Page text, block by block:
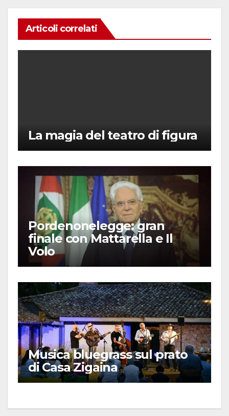
Articoli correlati
La magia del teatro di figura
Pordenonelegge: gran
finale con Mattarella e Il
Volo
Musica bluegrass sul prato
di Casa Zigaina